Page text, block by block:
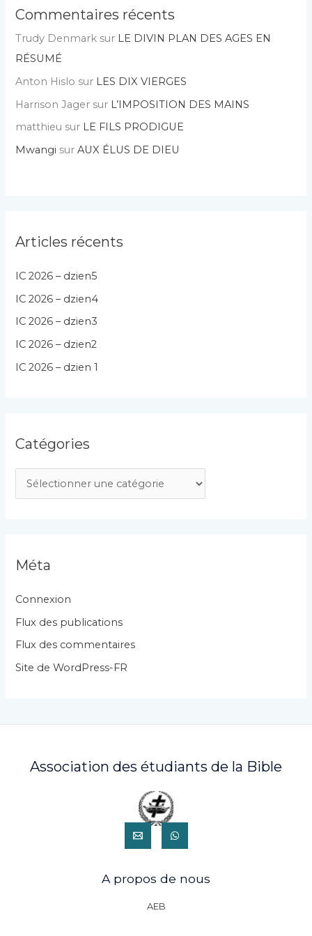
Commentaires récents
Trudy Denmark sur LE DIVIN PLAN DES AGES EN
RÉSUMÉ
Anton Hislo sur LES DIX VIERGES
Harrison Jager sur L’IMPOSITION DES MAINS
matthieu sur LE FILS PRODIGUE
Mwangi surAUX ÉLUS DE DIEU
Articles récents
IC 2026 – dzien5
IC 2026 – dzien4
IC 2026 – dzien3
IC 2026 – dzien2
IC 2026 – dzien 1
Catégories
a
g
r
i
e
Méta
Connexion
Flux des publications
Flux des commentaires
Site de WordPress-FR
Association des étudiants de la Bible
A propos de nous
AEB